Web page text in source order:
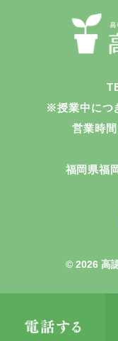
※授業中につ
営業時
福岡県福
© 2026 高